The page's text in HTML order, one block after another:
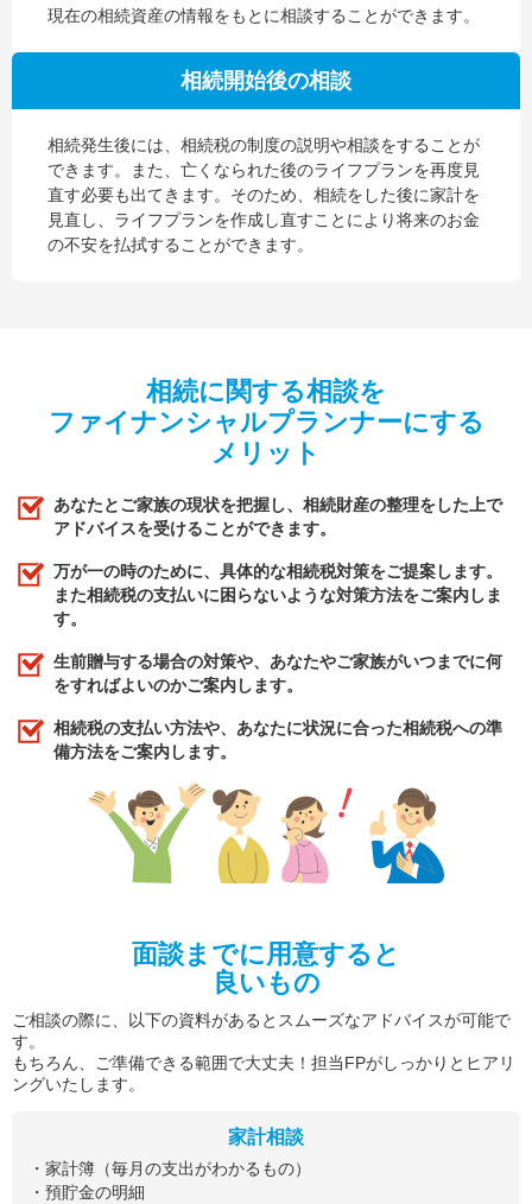
現在の相続資産の情報をもとに相談することができます。
相続開始後の相談
相続発生後には、相続税の制度の説明や相談をすることが
できます。また、亡くなられた後のライフプランを再度見
直す必要も出てきます。そのため、相続をした後に家計を
見直し、ライフプランを作成し直すことにより将来のお金
の不安を払拭することができます。
相続に関する相談を
ファイナンシャルプランナーにする
メリット
あなたとご家族の現状を把握し、相続財産の整理をした上で
アドバイスを受けることができます。
万が一の時のために、具体的な相続税対策をご提案します。
また相続税の支払いに困らないような対策方法をご案内しま
す。
生前贈与する場合の対策や、あなたやご家族がいつまでに何
をすればよいのかご案内します。
相続税の支払い方法や、あなたに状況に合った相続税への準
備方法をご案内します。
面談までに用意すると
良いもの
ご相談の際に、以下の資料があるとスムーズなアドバイスが可能で
す。
もちろん、ご準備できる範囲で大丈夫！担当FPがしっかりとヒアリ
ングいたします。
家計相談
・家計簿（毎月の支出がわかるもの）
・預貯金の明細